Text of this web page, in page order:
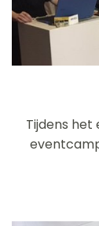
Tijdens